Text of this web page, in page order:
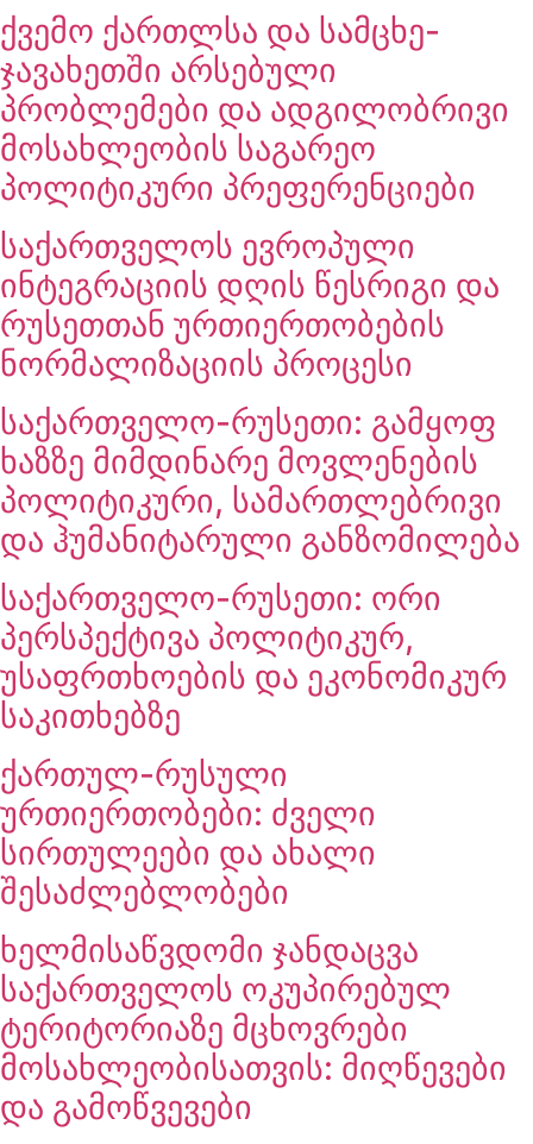
ქვემო ქართლსა და სამცხე-
ჯავახეთში არსებული
პრობლემები და ადგილობრივი
მოსახლეობის საგარეო
პოლიტიკური პრეფერენციები
საქართველოს ევროპული
ინტეგრაციის დღის წესრიგი და
რუსეთთან ურთიერთობების
ნორმალიზაციის პროცესი
საქართველო-რუსეთი: გამყოფ
ხაზზე მიმდინარე მოვლენების
პოლიტიკური, სამართლებრივი
და ჰუმანიტარული განზომილება
საქართველო-რუსეთი: ორი
პერსპექტივა პოლიტიკურ,
უსაფრთხოების და ეკონომიკურ
საკითხებზე
ქართულ-რუსული
ურთიერთობები: ძველი
სირთულეები და ახალი
შესაძლებლობები
ხელმისაწვდომი ჯანდაცვა
საქართველოს ოკუპირებულ
ტერიტორიაზე მცხოვრები
მოსახლეობისათვის: მიღწევები
და გამოწვევები